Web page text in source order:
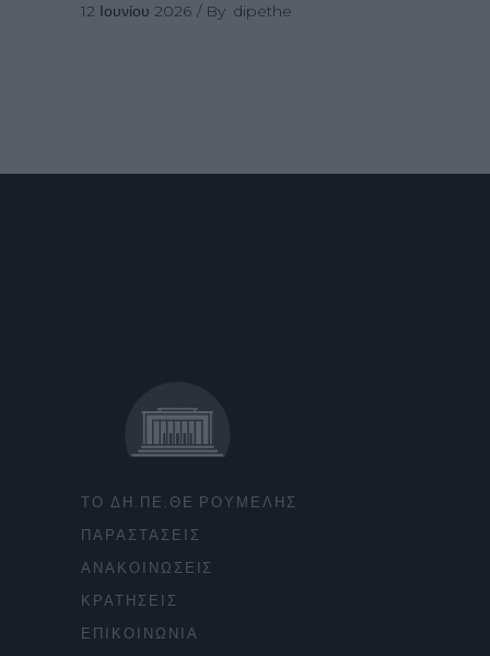
12 Ιουνίου 2026 By dipethe
ΤΟ ΔΗ.ΠΕ.ΘΕ ΡΟΥΜΕΛΗΣ
ΠΑΡΑΣΤΑΣΕΙΣ
ΑΝΑΚΟΙΝΩΣΕΙΣ
ΚΡΑΤΗΣΕΙΣ
ΕΠΙΚΟΙΝΩΝΙΑ